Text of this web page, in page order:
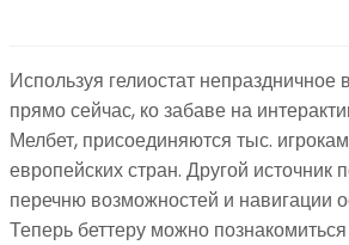
Используя гелиостат непраздничное
прямо сейчас, ко забаве на
Мелбет, присоединяются тыс.
европейских стран. Другой источник
перечню возможностей и навигации
Теперь беттеру можно